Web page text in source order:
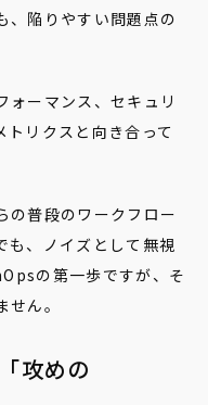
、陥りやすい問題点の
ォーマンス、セキュリ
リクスと向き合って
の普段のワークフロー
も、ノイズとして無視
の第一歩ですが、そ
ん。
攻めの